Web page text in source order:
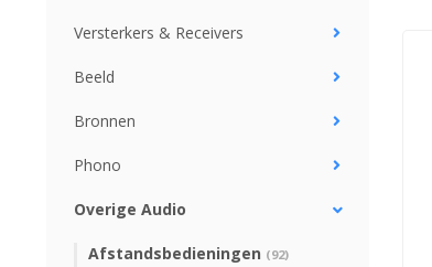
Versterkers & Receivers
Beeld
Bronnen
Phono
Overige Audio
Afstandsbedieningen (92)